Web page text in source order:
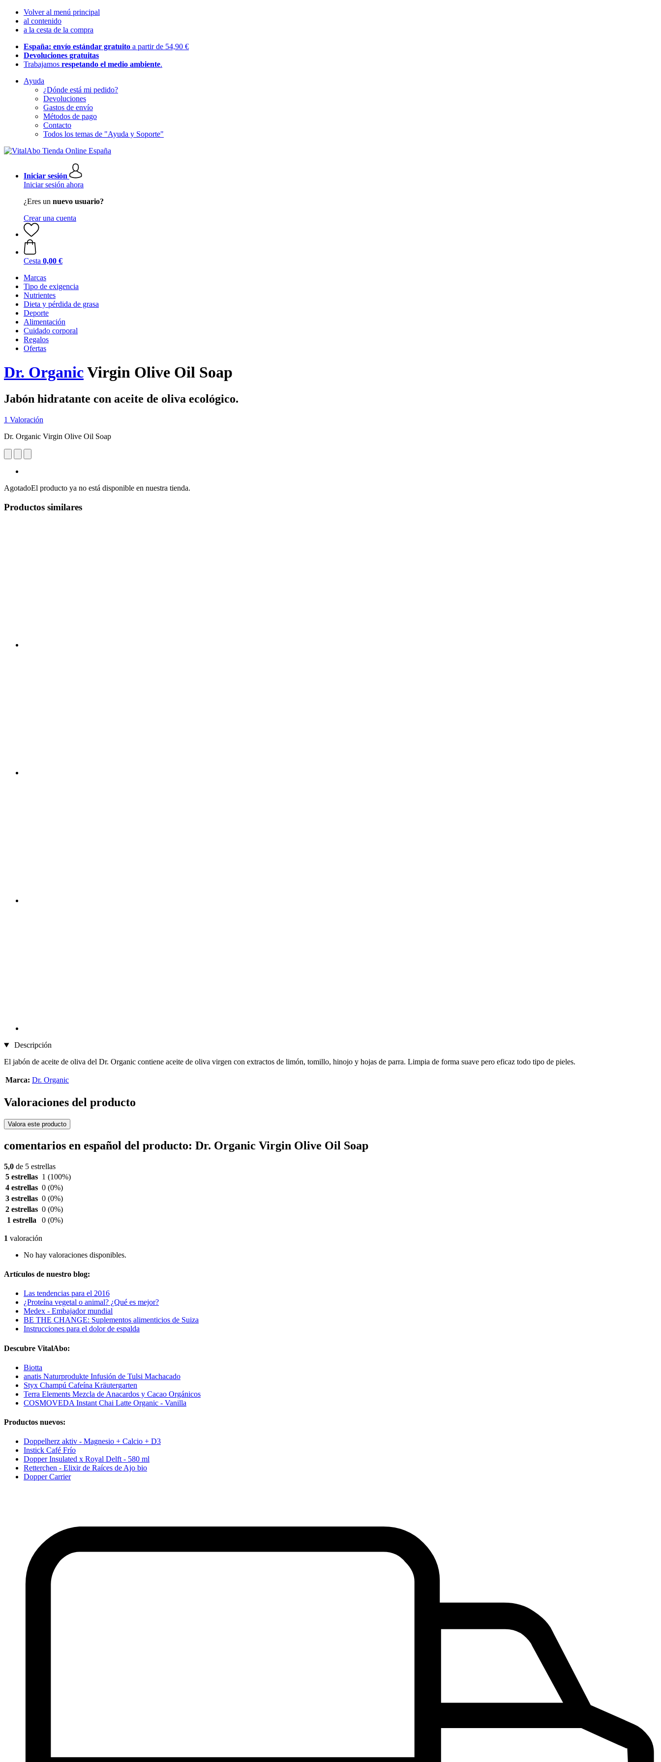
Volver al menú principal
al contenido
a la cesta de la compra
España: envío estándar gratuito a partir de 54,90 €
Devoluciones gratuitas
Trabajamos respetando el medio ambiente.
Ayuda
¿Dónde está mi pedido?
Devoluciones
Gastos de envío
Métodos de pago
Contacto
Todos los temas de "Ayuda y Soporte"
Iniciar sesión
Iniciar sesión ahora
¿Eres un nuevo usuario?
Crear una cuenta
Cesta 0,00 €
Marcas
Tipo de exigencia
Nutrientes
Dieta y pérdida de grasa
Deporte
Alimentación
Cuidado corporal
Regalos
Ofertas
Dr. OrganicVirgin Olive Oil Soap
Jabón hidratante con aceite de oliva ecológico.
1 Valoración
Dr. Organic Virgin Olive Oil Soap
AgotadoEl producto ya no está disponible en nuestra tienda.
Productos similares
Descripción
El jabón de aceite de oliva del Dr. Organic contiene aceite de oliva virgen con extractos de limón, tomillo, hinojo y hojas de parra. Limpia de forma suave pero eficaz todo tipo de pieles.
Marca: Dr. Organic
Valoraciones del producto
Valora este producto
comentarios en español del producto: Dr. Organic Virgin Olive Oil Soap
5,0 de 5 estrellas
5 estrellas 1 (100%)
4 estrellas 0 (0%)
3 estrellas 0 (0%)
2 estrellas 0 (0%)
1 estrella
0 (0%)
1 valoración
No hay valoraciones disponibles.
Artículos de nuestro blog:
Las tendencias para el 2016
¿Proteína vegetal o animal? ¿Qué es mejor?
Medex - Embajador mundial
BE THE CHANGE: Suplementos alimenticios de Suiza
Instrucciones para el dolor de espalda
Descubre VitalAbo:
Biotta
anatis Naturprodukte Infusión de Tulsi Machacado
Styx Champú Cafeína Kräutergarten
Terra Elements Mezcla de Anacardos y Cacao Orgánicos
COSMOVEDA Instant Chai Latte Organic - Vanilla
Productos nuevos:
Doppelherz aktiv - Magnesio + Calcio + D3
Instick Café Frío
Dopper Insulated x Royal Delft - 580 ml
Retterchen - Elixir de Raíces de Ajo bio
Dopper Carrier